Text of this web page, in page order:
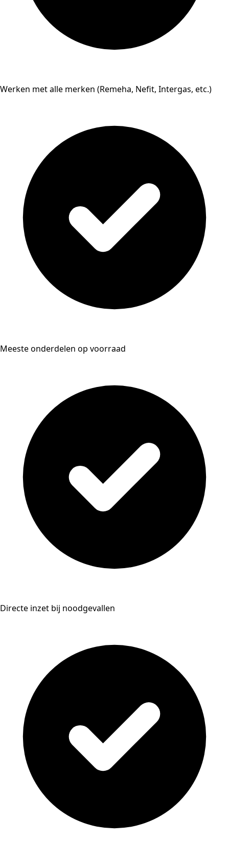
Werken met alle merken (Remeha, Nefit, Intergas, etc.)
Meeste onderdelen op voorraad
Directe inzet bij noodgevallen